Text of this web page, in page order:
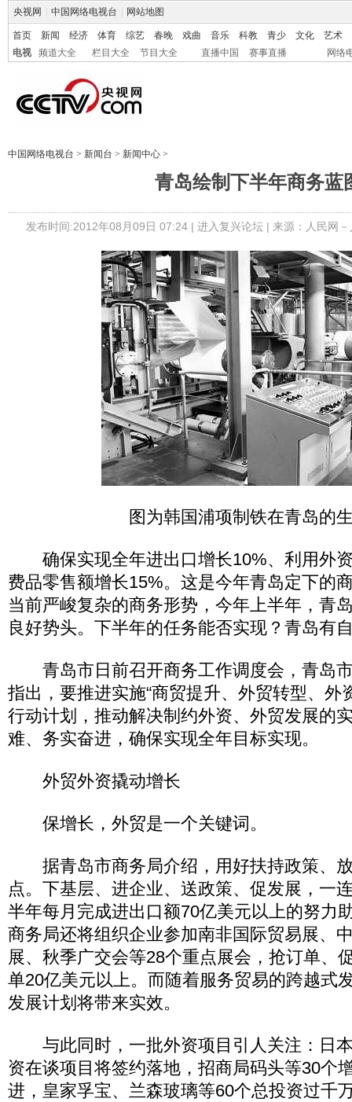
央视网 中国网络电视台 网站地图
首页 新闻 经济 体育 综艺 春晚 戏曲 音乐 科教 青少 文化
艺术
电视
频道大全 栏目大全 节目大全 直播中国 赛事直播 网络
中国网络电视台 > 新闻台 > 新闻中心 >
青岛绘制下半年商务蓝
发布时间:2012年08月09日 07:24 | 进入复兴论坛| 来源：人民网
图为韩国浦项制铁在青岛的
确保实现全年进出口增长10%、利用外
费品零售额增长15%。这是今年青岛定下的
当前严峻复杂的商务形势，今年上半年，青
良好势头。下半年的任务能否实现？青岛有
青岛市日前召开商务工作调度会，青岛
指出，要推进实施“商贸提升、外贸转型、外
行动计划，推动解决制约外资、外贸发展的
难、务实奋进，确保实现全年目标实现。
外贸外资撬动增长
保增长，外贸是一个关键词。
据青岛市商务局介绍，用好扶持政策、
点。下基层、进企业、送政策、促发展，一
半年每月完成进出口额70亿美元以上的努力
商务局还将组织企业参加南非国际贸易展、
展、秋季广交会等28个重点展会，抢订单、
单20亿美元以上。而随着服务贸易的跨越式
发展计划将带来实效。
与此同时，一批外资项目引人关注：日
资在谈项目将签约落地，招商局码头等30个
进，皇家孚宝、兰森玻璃等60个总投资过千